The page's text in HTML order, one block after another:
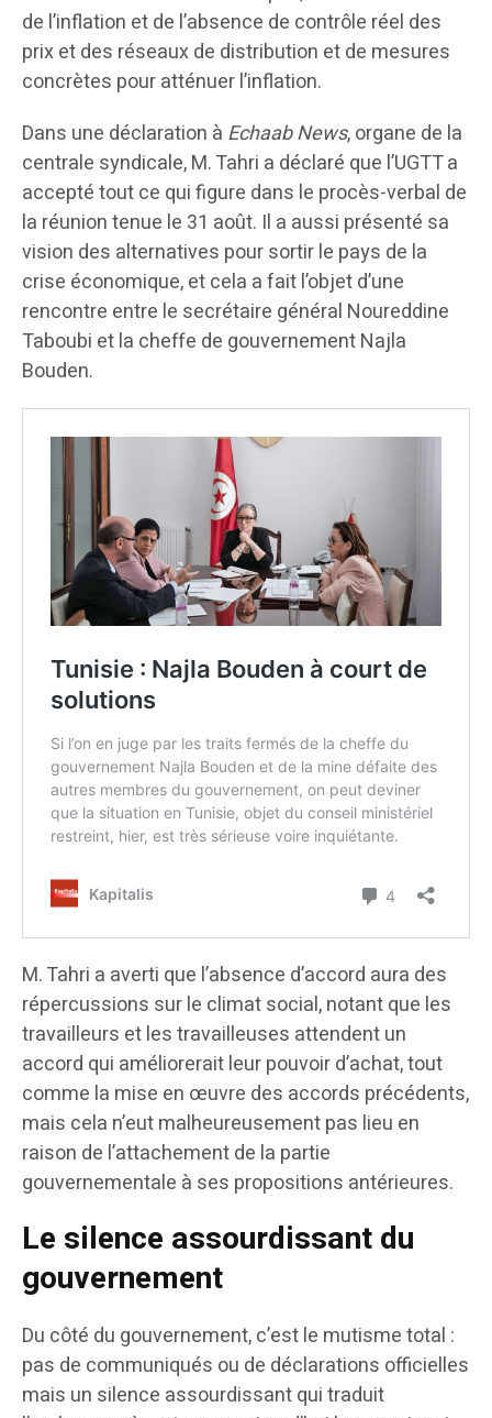
de l’inflation et de l’absence de contrôle réel des
prix et des réseaux de distribution et de mesures
concrètes pour atténuer l’inflation.
Dans une déclaration à Echaab News, organe de la
centrale syndicale, M. Tahri a déclaré que l’UGTT a
accepté tout ce qui figure dans le procès-verbal de
la réunion tenue le 31 août. Il a aussi présenté sa
vision des alternatives pour sortir le pays de la
crise économique, et cela a fait l’objet d’une
rencontre entre le secrétaire général Noureddine
Taboubi et la cheffe de gouvernement Najla
Bouden.
M. Tahri a averti que l’absence d’accord aura des
répercussions sur le climat social, notant que les
travailleurs et les travailleuses attendent un
accord qui améliorerait leur pouvoir d’achat, tout
comme la mise en œuvre des accords précédents,
mais cela n’eut malheureusement pas lieu en
raison de l’attachement de la partie
gouvernementale à ses propositions antérieures.
Le silence assourdissant du
gouvernement
Du côté du gouvernement, c’est le mutisme total :
pas de communiqués ou de déclarations officielles
mais un silence assourdissant qui traduit